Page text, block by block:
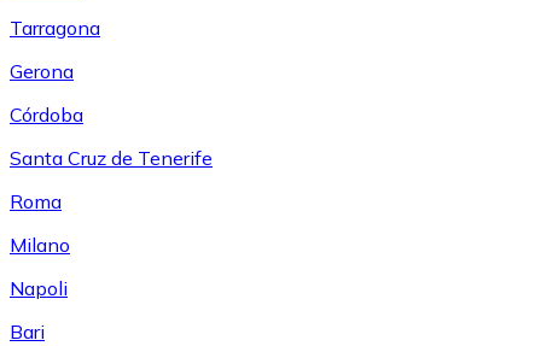
Tarragona
Gerona
Córdoba
Santa Cruz de Tenerife
Roma
Milano
Napoli
Bari